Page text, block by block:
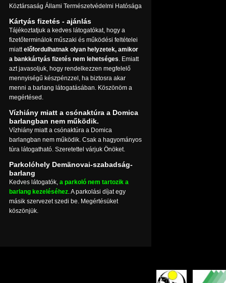
Köztársaság Állami Természetvédelmi Hatósága
Kártyás fizetés - ajánlás
Tájékoztatjuk a kedves látogatókat, hogy a
fizetőterminálok műszaki és működési feltételei
miattelőfordulhatnak olyan helyzetek, amikor
a bankkártyás fizetés nem lehetséges. Emiatt
azt javasoljuk, hogy rendelkezzen megfelelő
mennyiségű készpénzzel, ha biztosra akar
menni a barlang látogatásában. Köszönöm a
megértésed.
Vízhiány miatt a csónaktúra a Domica
barlangban nem működik.
Vízhiány miatt a csónaktúra a Domica
barlangban nem működik. Csak a hagyományos
túra látogatható. Szeretettel várjuk Önöket.
Parkolóhely Demänovai-szabadság-
barlang
Kedves látogatók, a parkoló nem tartozik a
barlang kezeléséhez. A parkolási díjat egy
másik szervezet szedi be. Megértésüket
köszönjük.